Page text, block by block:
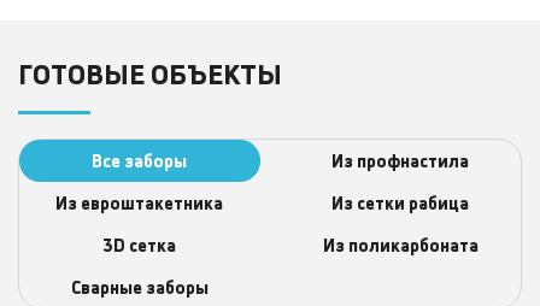
ГОТОВЫЕ ОБЪЕКТЫ
Все заборы
Из профнастила
Из евроштакетника
Из сетки рабица
3D сеткa
Из поликарбоната
Сварные заборы